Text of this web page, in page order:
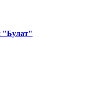
"Булат"